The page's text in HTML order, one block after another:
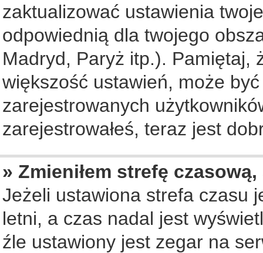
zaktualizować ustawienia
odpowiednią dla twojego
Madryd, Paryż itp.). Pamiętaj,
większość ustawień, może
zarejestrowanych
zarejestrowałeś, teraz jest
» Zmieniłem strefę
Jeżeli ustawiona strefa czasu
letni, a czas nadal jest
źle ustawiony jest zegar na